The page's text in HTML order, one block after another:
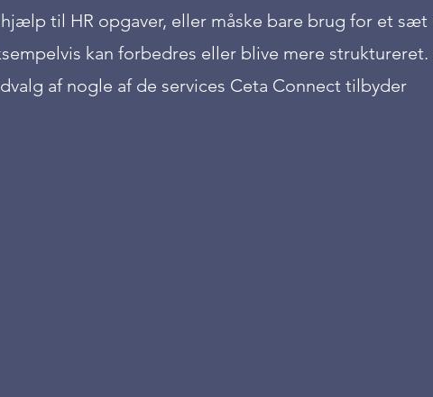
til HR opgaver, eller måske bare brug for et sæt
kan forbedres eller blive mere struktureret.
af nogle af de services Ceta Connect tilbyder